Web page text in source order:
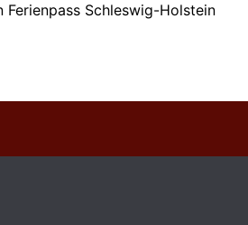
Ferienpass Schleswig-Holstein